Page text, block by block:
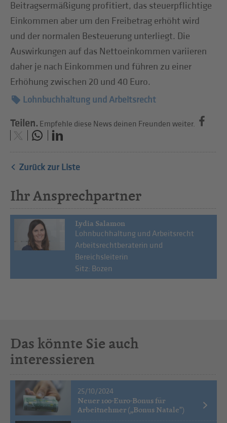
Beitragsermäßigung profitiert, das steuerpflichtige
Einkommen aber um den Freibetrag erhöht wird
und der normalen Besteuerung unterliegt. Die
Auswirkungen auf das Nettoeinkommen variieren
daher je nach Einkommen und führen zu einer
Erhöhung zwischen 20 und 40 Euro.
Lohnbuchhaltung und Arbeitsrecht
Teilen. Empfehle diese News deinen Freunden weiter.
Zurück zur Liste
Ihr Ansprechpartner
Lydia Salamon
Lohnbuchhaltung und Arbeitsrecht
Arbeitsrechtberaterin und
Bereichsleiterin
Sitz: Bozen
Das könnte Sie auch
interessieren
25/10/2024
Neuer 100-Euro-Bonus für
Arbeitnehmer („Bonus Natale")